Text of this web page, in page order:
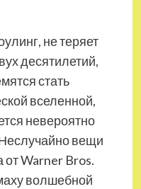
не теряет
десятилетий,
стать
вселенной,
невероятно
вещи
от Warner Bros.
волшебной